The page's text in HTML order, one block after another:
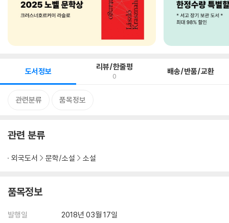
도서정보 리뷰/한줄평
0 배송/반품/교환
관련분류 품목정보
관련 분류
외국도서 문학/소설 소설
품목정보
발행일
2018년 03월 17일